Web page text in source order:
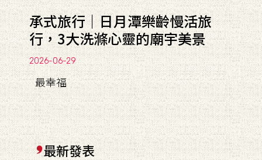
承式旅行｜日月潭樂齡慢活旅
行，3大洗滌心靈的廟宇美景
2026-06-29
最幸福
最新發表